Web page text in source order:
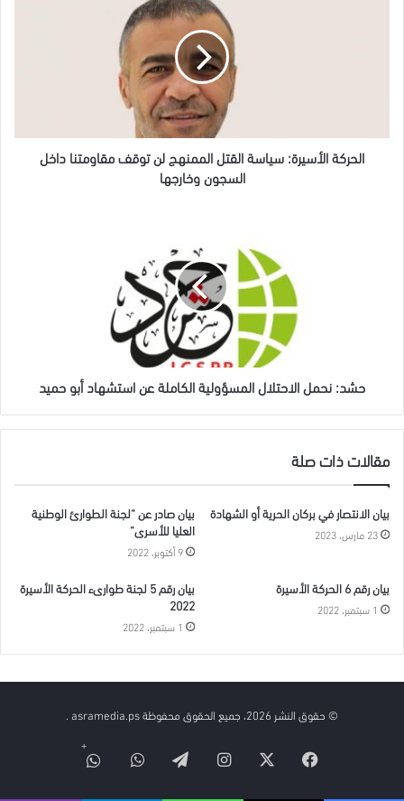
داخل
السجونالحركة الأسيرة: سياسة القتل الممنهج لن توقف مقاومتنا داخل
السجون وخارجها
حشد: نحمل الاحتلال المسؤولية الكاملة عن استشهاد أبو حميد
مقالات ذات صلة
بيان الانتصار في بركان الحرية أو الشهادة
23 مارس، 2023
بيان صادر عن “لجنة الطوارئ الوطنية
العليا للأسرى”
9 أكتوبر، 2022
بيان رقم 6 الحركة الأسيرة
1 سبتمبر، 2022
بيان رقم 5 لجنة طوارىء الحركة الأسيرة
2022
1 سبتمبر، 2022
© حقوق النشر 2026، جميع الحقوق محفوظة asramedia.ps .
فيسبوك انستقرامتيلقرامواتسابقناة